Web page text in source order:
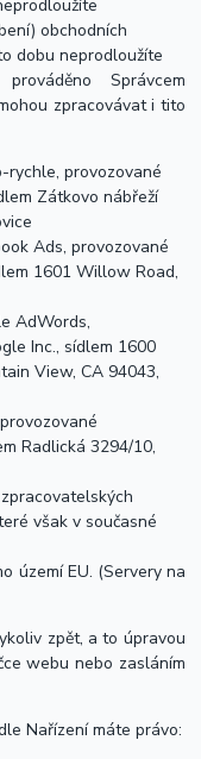
obchodních
dobu neprodloužíte
Správcem
zpracovávat i tito
rychle, provozované
Zátkovo nábřeží
Ads, provozované
1601 Willow Road,
AdWords,
Inc., sídlem 1600
View, CA 94043,
Radlická 3294/10,
však v současné
území EU. (Servery na
zpět, a to úpravou
webu nebo zasláním
Nařízení máte právo: